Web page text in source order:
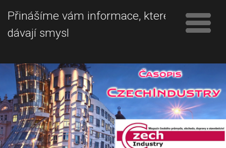
Přinášíme vám informace, které
dávají smysl